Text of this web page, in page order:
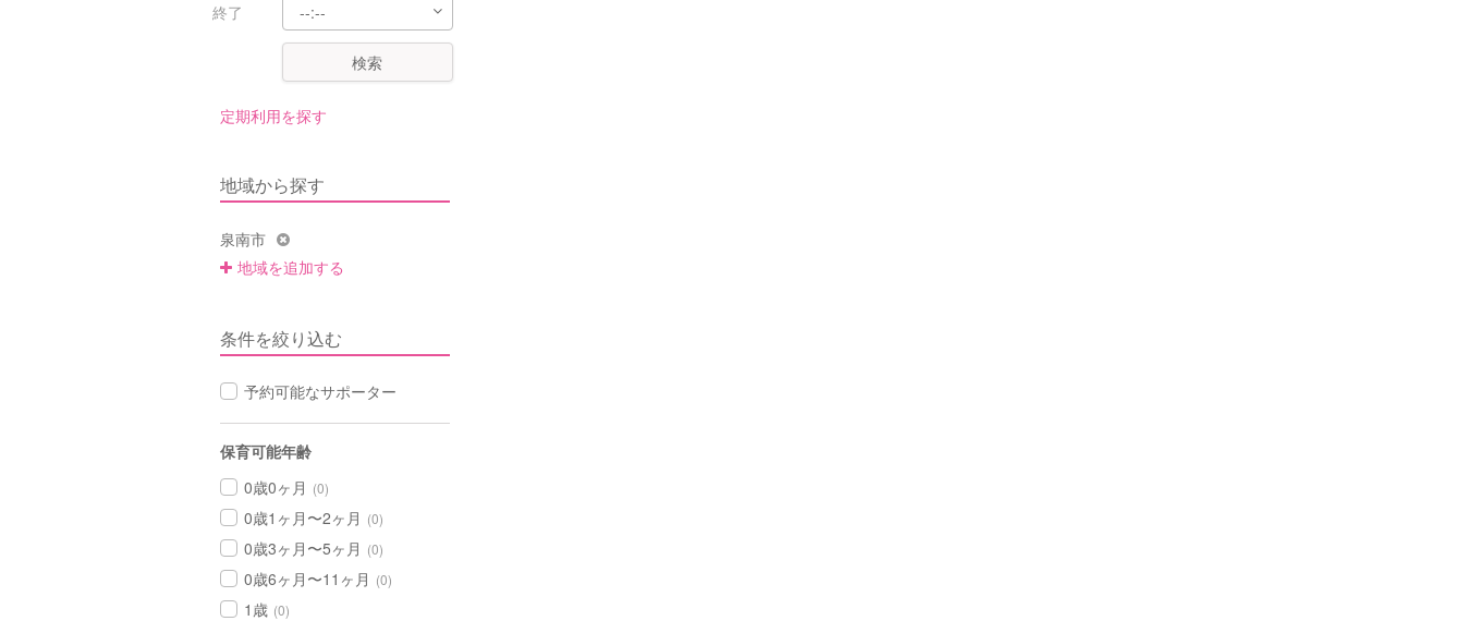
終了
検索
定期利用を探す
地域から探す
泉南市
地域を追加する
条件を絞り込む
予約可能なサポーター
保育可能年齢
0歳0ヶ月 (0)
0歳1ヶ月〜2ヶ月 (0)
0歳3ヶ月〜5ヶ月 (0)
0歳6ヶ月〜11ヶ月 (0)
1歳 (0)